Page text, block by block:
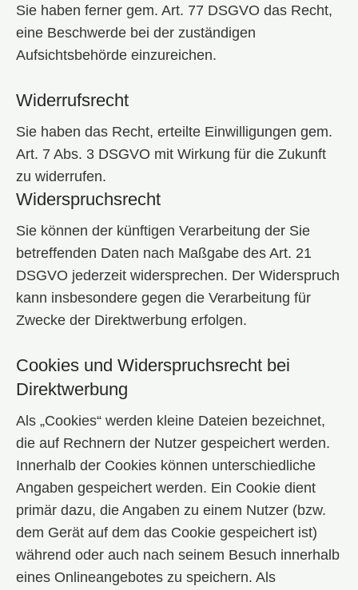
Sie haben ferner gem. Art. 77 DSGVO das Recht,
eine Beschwerde bei der zuständigen
Aufsichtsbehörde einzureichen.
Widerrufsrecht
Sie haben das Recht, erteilte Einwilligungen gem.
Art. 7 Abs. 3 DSGVO mit Wirkung für die Zukunft
zu widerrufen.
Widerspruchsrecht
Sie können der künftigen Verarbeitung der Sie
betreffenden Daten nach Maßgabe des Art. 21
DSGVO jederzeit widersprechen. Der Widerspruch
kann insbesondere gegen die Verarbeitung für
Zwecke der Direktwerbung erfolgen.
Cookies und Widerspruchsrecht bei
Direktwerbung
Als „Cookies“ werden kleine Dateien bezeichnet,
die auf Rechnern der Nutzer gespeichert werden.
Innerhalb der Cookies können unterschiedliche
Angaben gespeichert werden. Ein Cookie dient
primär dazu, die Angaben zu einem Nutzer (bzw.
dem Gerät auf dem das Cookie gespeichert ist)
während oder auch nach seinem Besuch innerhalb
eines Onlineangebotes zu speichern. Als